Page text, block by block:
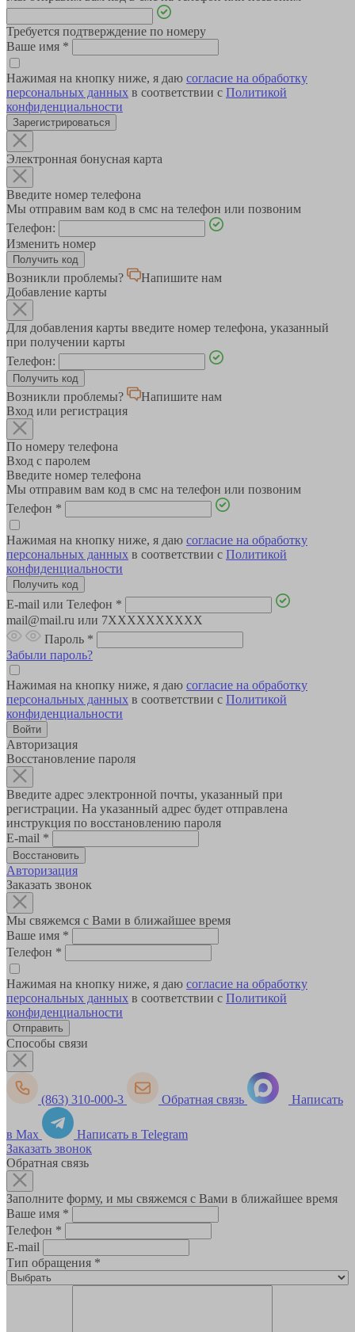
Требуется подтверждение по номеру
Ваше имя *
Нажимая на кнопку ниже, я даю согласие на обработку
персональных данных в соответствии с Политикой
конфиденциальности
Зарегистрироваться
Электронная бонусная карта
Введите номер телефона
Мы отправим вам код в смс на телефон или позвоним
Телефон:
Изменить номер
Возникли проблемы?
Напишите нам
Добавление карты
Для добавления карты введите номер телефона, указанный
при получении карты
Телефон:
Возникли проблемы?
Напишите нам
Вход или регистрация
По номеру телефона
Вход с паролем
Введите номер телефона
Мы отправим вам код в смс на телефон или позвоним
Телефон *
Нажимая на кнопку ниже, я даю согласие на обработку
персональных данных в соответствии с Политикой
конфиденциальности
E-mail или Телефон *
mail@mail.ru или 7XXXXXXXXXX
Пароль *
Забыли пароль?
Нажимая на кнопку ниже, я даю согласие на обработку
персональных данных в соответствии с Политикой
конфиденциальности
Авторизация
Восстановление пароля
Введите адрес электронной почты, указанный при
регистрации. На указанный адрес будет отправлена
инструкция по восстановлению пароля
E-mail *
Авторизация
Заказать звонок
Мы свяжемся с Вами в ближайшее время
Ваше имя *
Телефон *
Нажимая на кнопку ниже, я даю согласие на обработку
персональных данных в соответствии с Политикой
конфиденциальности
Способы связи
(863) 310-000-3 Обратная связь Написать
в Max
Написать в Telegram
Заказать звонок
Обратная связь
Заполните форму, и мы свяжемся с Вами в ближайшее время
Ваше имя *
Телефон *
E-mail
Тип обращения *